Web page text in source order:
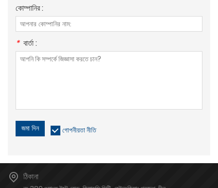
কোম্পানির :
* বার্তা :
জমা দিন গোপনীয়তা নীতি
ঠিকানা